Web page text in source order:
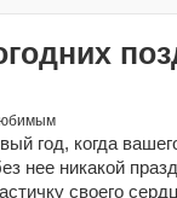
год, когда
нее никакой
своего